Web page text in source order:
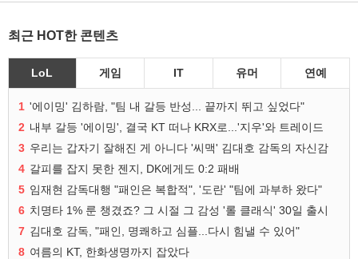
최근 HOT한 콘텐츠
LoL 게임 IT 유머 연예
1 '에이밍' 김하람, "팀 내 갈등 반성... 끝까지 뛰고 싶었다"
2 내부 갈등 '에이밍', 결국 KT 떠나 KRX로...'지우'와 트레이드
3 우리는 갑자기 잘해진 게 아니다 '씨맥' 김대호 감독의 자신감
4 갈피를 잡지 못한 젠지, DK에게도 0:2 패배
5 임재현 감독대행 "패인은 복합적", '도란' "팀에 과부하 왔다"
6 치명타 1% 룬 챙겼죠? 그 시절 그 감성 '롤 클래식' 30일 출시
7 김대호 감독, "패인, 명쾌하고 심플...다시 힘낼 수 있어"
8 여름의 KT, 한화생명까지 잡았다